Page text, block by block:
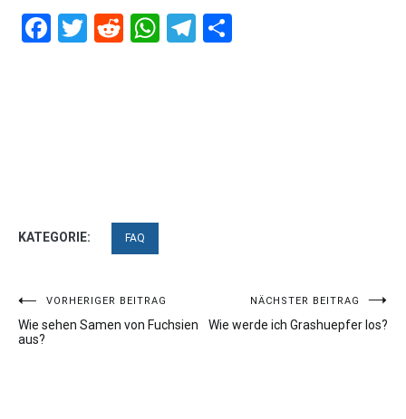
Facebook
Twitter
RedditWhatsApp
Telegram
KATEGORIE: FAQ
Beitragsnavigation
VORHERIGER BEITRAG
Wie sehen Samen von Fuchsien
aus?
NÄCHSTER BEITRAG
Wie werde ich Grashuepfer los?